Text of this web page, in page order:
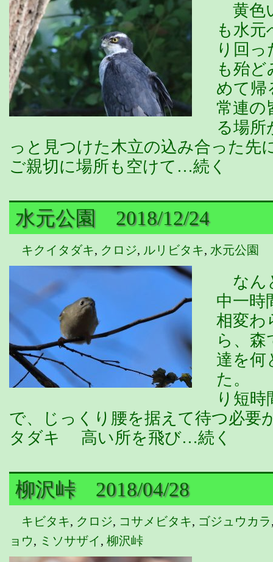
黄色
も水
り回
も殆
めて帰
常連の
る場
っと見つけた木立の込み合った
ご親切に場所も空けて…続く
水元公園 2018/12/24
キクイタダキ, クロジ, ルリビタキ, 水元公園
なん
中一
相変わ
ら、森
達を何
た。
り短
で、じっくり腰を据えて待つ必要
タダキ 高い所を飛び…続く
柳沢峠 2018/04/28
キビタキ, クロジ, コサメビタキ, ゴジュウカラ
ョウ, ミソサザイ, 柳沢峠